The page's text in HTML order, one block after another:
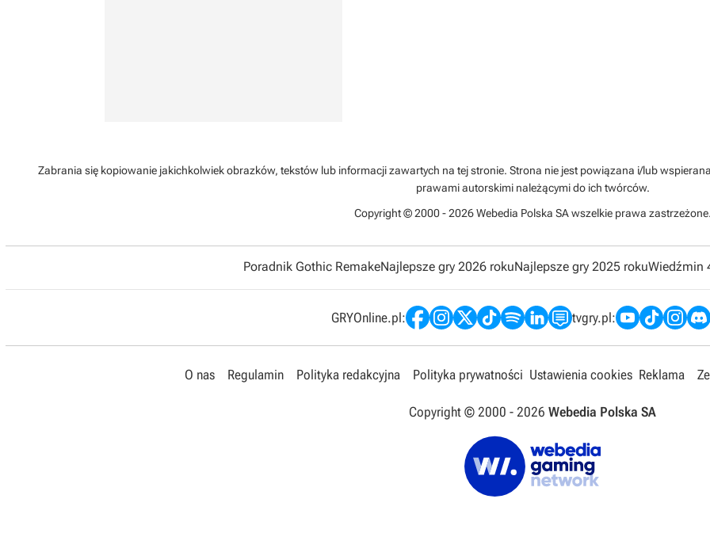
Zabrania się kopiowanie jakichkolwiek obrazków, tekstów lub informacji zawartych na tej stronie. Strona nie jest powiązana i/lub
prawami autorskimi należącymi do ich twórców.
Copyright © 2000 - 2026 Webedia Polska SA wszelkie prawa
Poradnik Gothic RemakeNajlepsze gry 2026 rokuNajlepsze gry 2025 rokuWiedźmin
GRYOnline.pl: tvgry.pl:
O nas Regulamin Polityka redakcyjna Polityka prywatności Ustawienia cookies Reklama
Copyright © 2000 - 2026 Webedia Polska SA